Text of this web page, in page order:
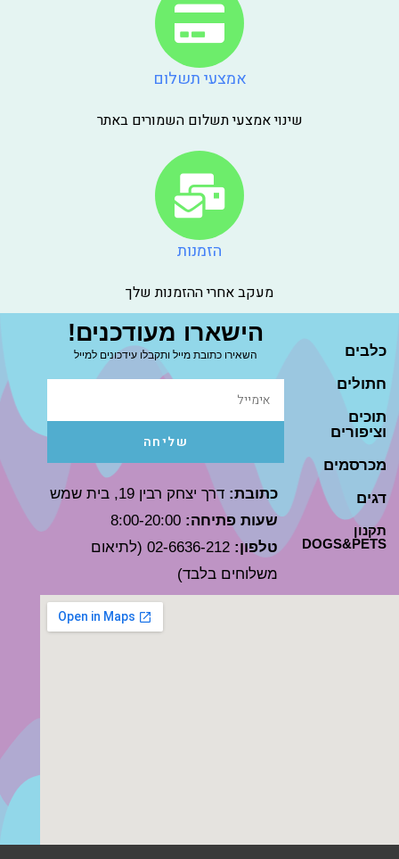
אמצעי תשלום
שינוי אמצעי תשלום השמורים באתר
הזמנות
מעקב אחרי ההזמנות שלך
כלבים
חתולים
תוכים
וציפורים
מכרסמים
דגים
תקנון
DOGS&PETS
הישארו מעודכנים!
השאירו כתובת מייל ותקבלו עידכונים למייל
שליחה
כתובת: דרך יצחק רבין 19, בית שמש
שעות פתיחה:
טלפון:
02-6636-212 (לתיאום
משלוחים בלבד)